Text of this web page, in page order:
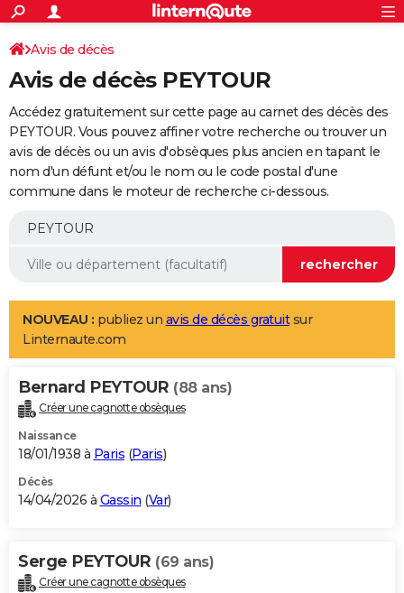
ACTUALITÉS
Politique
Société
Faits Divers
Education
Monde
Villes
+
SPORT
Coupe du monde 2026
Football
Tennis
Cyclisme
Rugby
Forum
Programme TV
TNT
Streaming
Cinéma
Sorties cinéma
Musique
+
FINANCE
Retraite
Epargne
Immobilier
Risques naturels par ville
Banque
Assurance
AUTO
Essais
Réserver un essai
Citadines
Berlines
SUV
Forum auto
+
Mobiles
Meilleur smartphone
Internet
Ordinateurs
Jeux vidéo
Guide high-tech
Aménagement intérieur
LIFESTYLE
Art de vivre
Bien-être
Loisirs
Mode
Modes de vie
Alimentation
Guide de la santé
Maladies
Médicaments
Sommeil
VOYAGE
Destinations
City break
Voyage nature
Voyage de noces
Forum
Climat
+PHOTO
GUIDES D'ACHAT
BONS PLANS
Carte de Noël
Carte Bonne année
Carte Saint-Valentin
Carte Pâques
Carte d'anniversaire
DICTIONNAIRE
Avis de décès
Avis de décès PEYTOUR
Accédez gratuitement sur cette page au carnet des décès des
PEYTOUR. Vous pouvez affiner votre recherche ou trouver un
avis de décès ou un avis d'obsèques plus ancien en tapant le
nom d'un défunt et/ou le nom ou le code postal d'une
commune dans le moteur de recherche ci-dessous.
NOUVEAU : publiez un avis de décès gratuitsur
Linternaute.com
Bernard PEYTOUR (88 ans)
Créer une cagnotte obsèques
Naissance
18/01/1938 à Paris (Paris)
Décès
14/04/2026 à Gassin (Var)
Serge PEYTOUR (69 ans)
Créer une cagnotte obsèques